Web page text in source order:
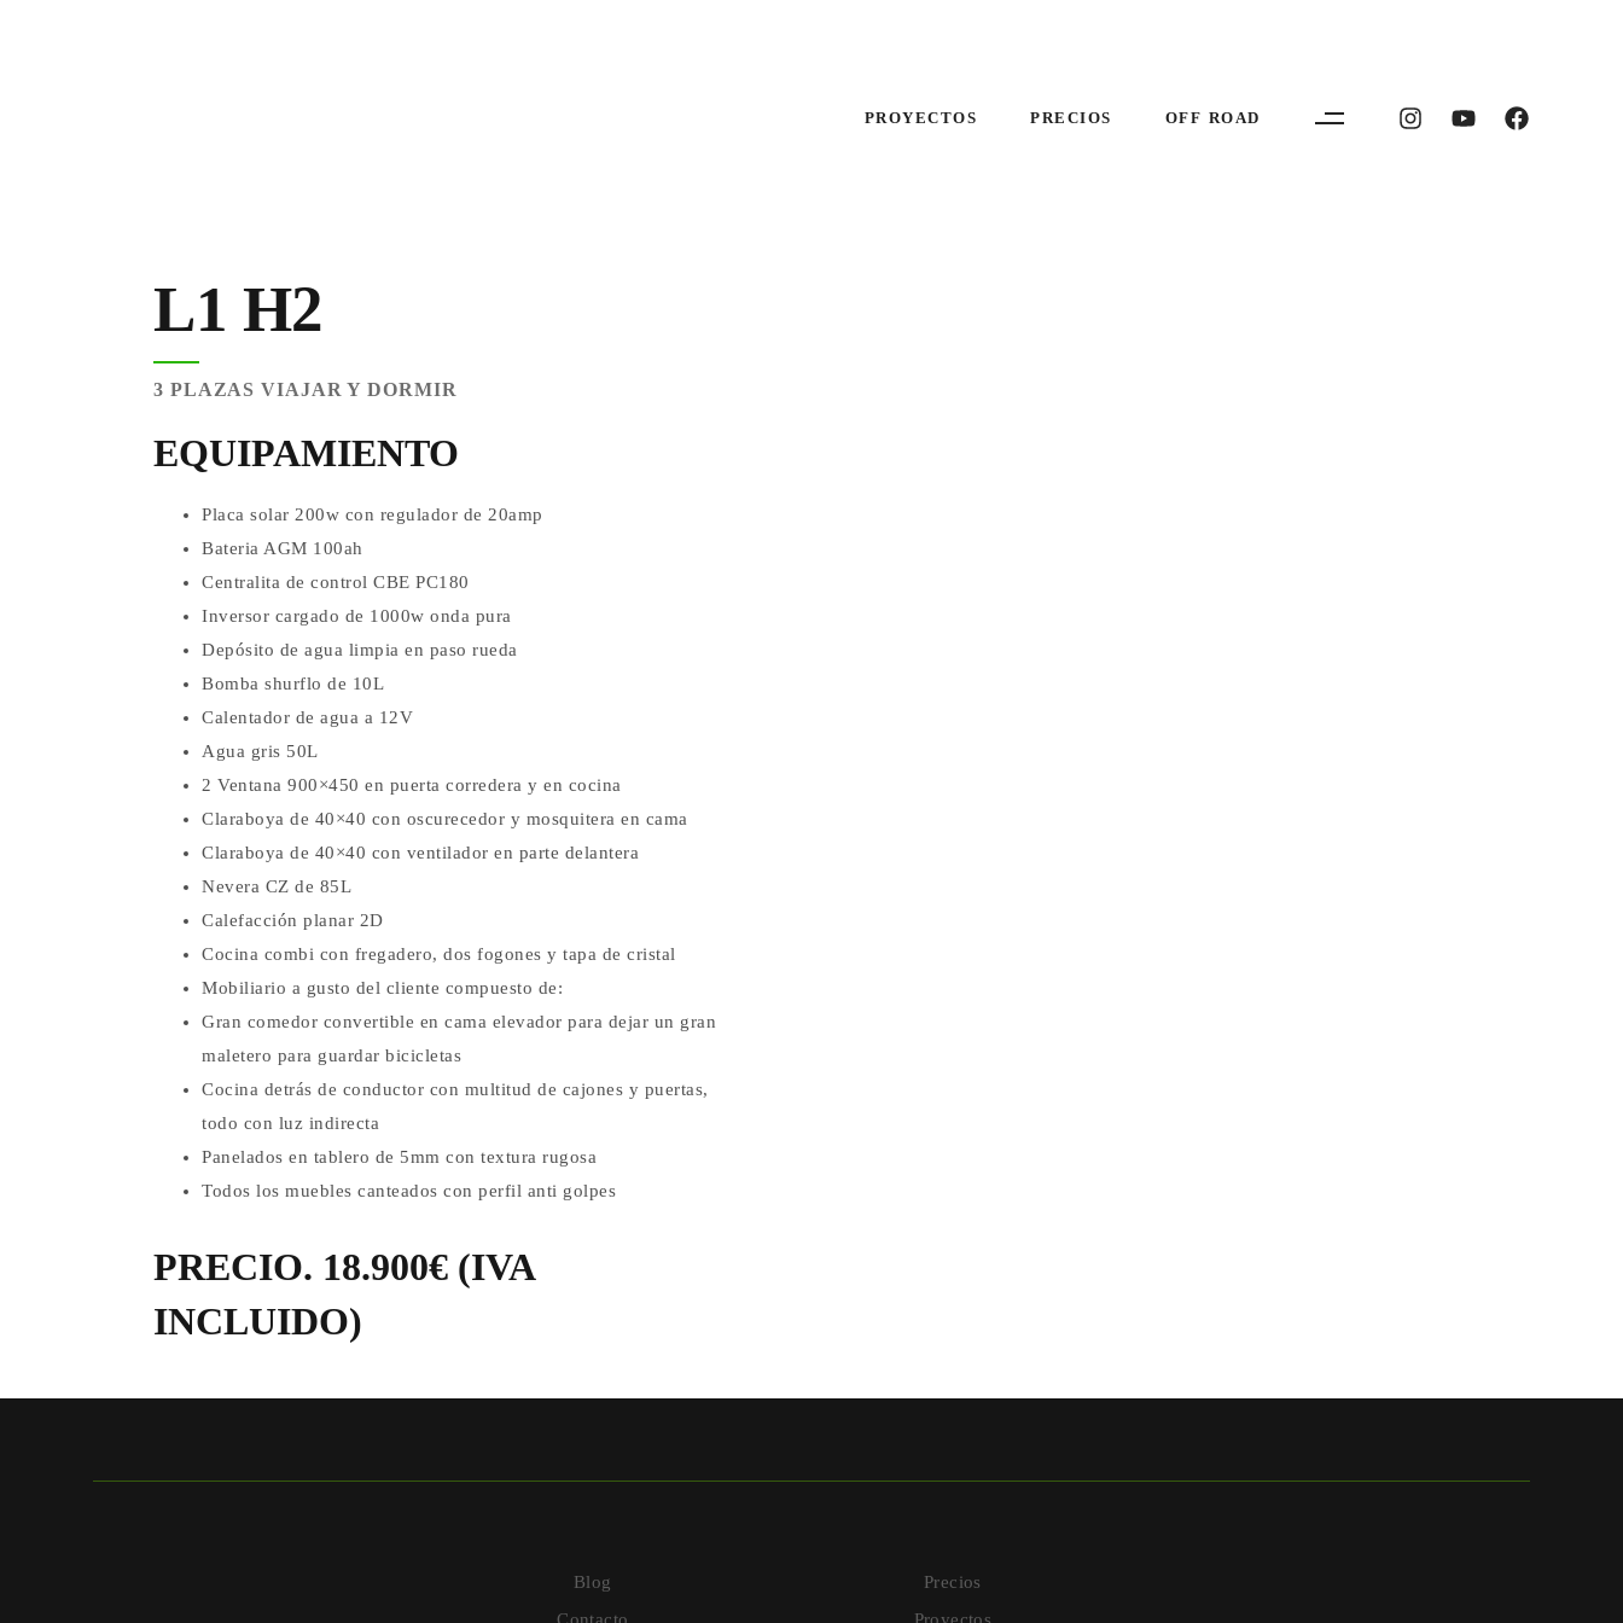
PROYECTOS PRECIOS OFF ROAD
L1 H2
3 PLAZAS VIAJAR Y DORMIR
EQUIPAMIENTO
Placa solar 200w con regulador de 20amp
Bateria AGM 100ah
Centralita de control CBE PC180
Inversor cargado de 1000w onda pura
Depósito de agua limpia en paso rueda
Bomba shurflo de 10L
Calentador de agua a 12V
Agua gris 50L
2 Ventana 900×450 en puerta corredera y en cocina
Claraboya de 40×40 con oscurecedor y mosquitera en cama
Claraboya de 40×40 con ventilador en parte delantera
Nevera CZ de 85L
Calefacción planar 2D
Cocina combi con fregadero, dos fogones y tapa de cristal
Mobiliario a gusto del cliente compuesto de:
Gran comedor convertible en cama elevador para dejar un gran
maletero para guardar bicicletas
Cocina detrás de conductor con multitud de cajones y puertas,
todo con luz indirecta
Panelados en tablero de 5mm con textura rugosa
Todos los muebles canteados con perfil anti golpes
PRECIO. 18.900€ (IVA
INCLUIDO)
Blog
Contacto
Precios
Proyectos